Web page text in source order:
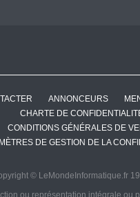
ANNONCEURS
CHARTE DE
CONDITIONS GÉNÉRALES DE
DE GESTION DE LA
© LeMondeInformatique.fr